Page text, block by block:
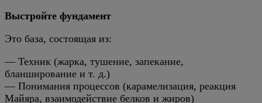
Выстройте фундамент
Это база, состоящая из:
— Техник (жарка, тушение, запекание,
бланширование и т. д.)
— Понимания процессов (карамелизация, реакция
Майяра, взаимодействие белков и жиров)